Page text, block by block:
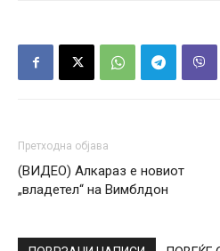
Претходна објава
(ВИДЕО) Алкараз е новиот
„владетел“ на Вимблдон